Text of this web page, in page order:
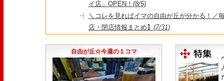
イ店」OPEN！ (8/5)
＼コレを見ればイマの自由が丘が分かる！／
店・閉店情報まとめ】 (7/31)
永久パス配布も！
自由が丘☆今週の１コマ